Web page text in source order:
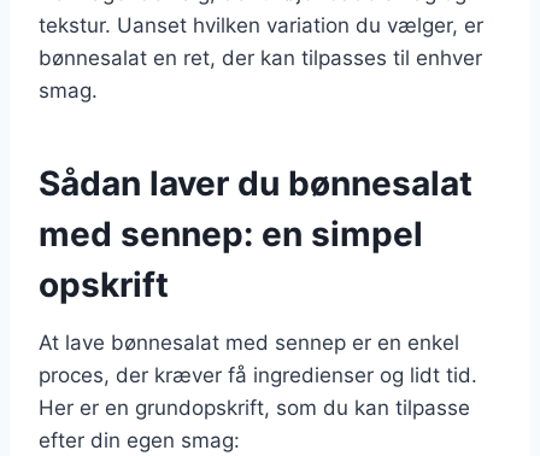
tekstur. Uanset hvilken variation du vælger, er
bønnesalat en ret, der kan tilpasses til enhver
smag.
Sådan laver du bønnesalat
med sennep: en simpel
opskrift
At lave bønnesalat med sennep er en enkel
proces, der kræver få ingredienser og lidt tid.
Her er en grundopskrift, som du kan tilpasse
efter din egen smag: